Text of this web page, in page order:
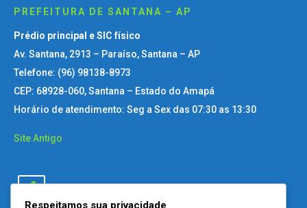
PREFEITURA DE SANTANA – AP
Prédio principal e SIC físico
Av. Santana, 2913 – Paraíso, Santana – AP
Telefone: (96) 98138-8973
CEP: 68928-060, Santana – Estado do Amapá
Horário de atendimento: Seg a Sex das 07:30 as 13:30
Site Antigo
Respeitamos sua privacidade